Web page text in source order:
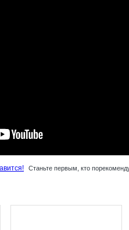
Станьте первым, кто